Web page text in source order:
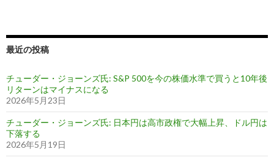
最近の投稿
チューダー・ジョーンズ氏: S&P 500を今の株価水準で買うと10年後
リターンはマイナスになる
2026年5月23日
チューダー・ジョーンズ氏: 日本円は高市政権で大幅上昇、ドル円は
下落する
2026年5月19日